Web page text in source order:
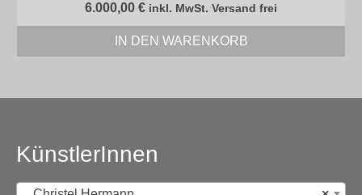
6.000,00 € inkl. MwSt. Versand frei
IN DEN WARENKORB
KünstlerInnen